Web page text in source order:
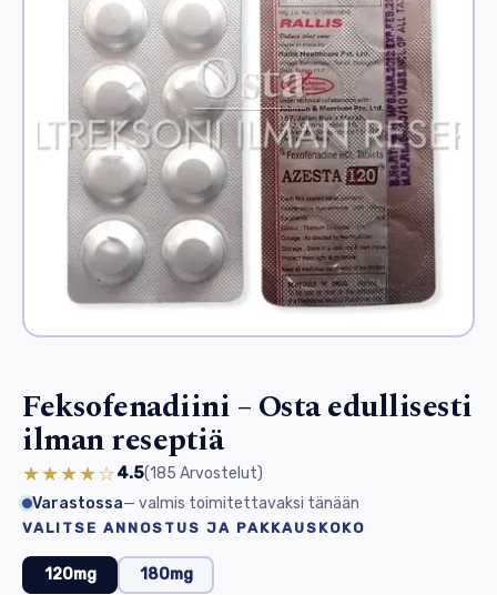
Feksofenadiini – Osta edullisesti
ilman reseptiä
★★★★☆4.5(185 Arvostelut)
Varastossa— valmis toimitettavaksi tänään
VALITSE ANNOSTUS JA PAKKAUSKOKO
120mg 180mg